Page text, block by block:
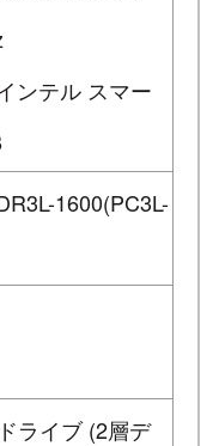
ンテル スマー
1600(PC3L-
ライブ (2層デ